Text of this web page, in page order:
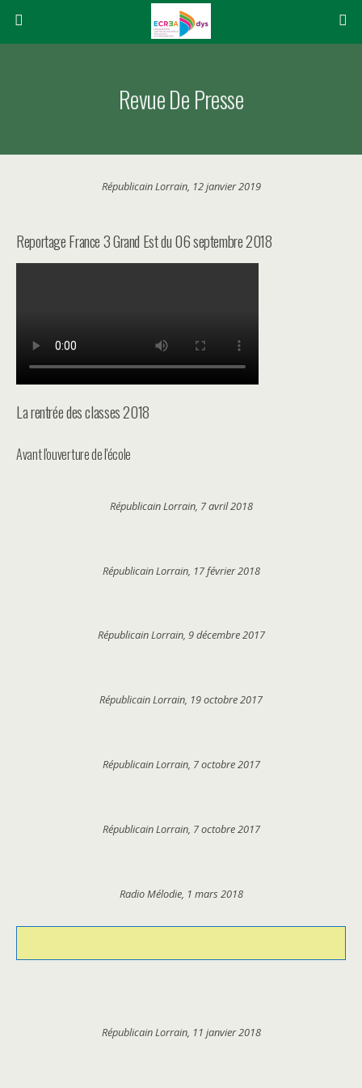
Revue De Presse
Républicain Lorrain, 12 janvier 2019
Reportage France 3 Grand Est du 06 septembre 2018
La rentrée des classes 2018
Avant l'ouverture de l'école
Républicain Lorrain, 7 avril 2018
Républicain Lorrain, 17 février 2018
Républicain Lorrain, 9 décembre 2017
Républicain Lorrain, 19 octobre 2017
Républicain Lorrain, 7 octobre 2017
Républicain Lorrain, 7 octobre 2017
Radio Mélodie, 1 mars 2018
Républicain Lorrain, 11 janvier 2018